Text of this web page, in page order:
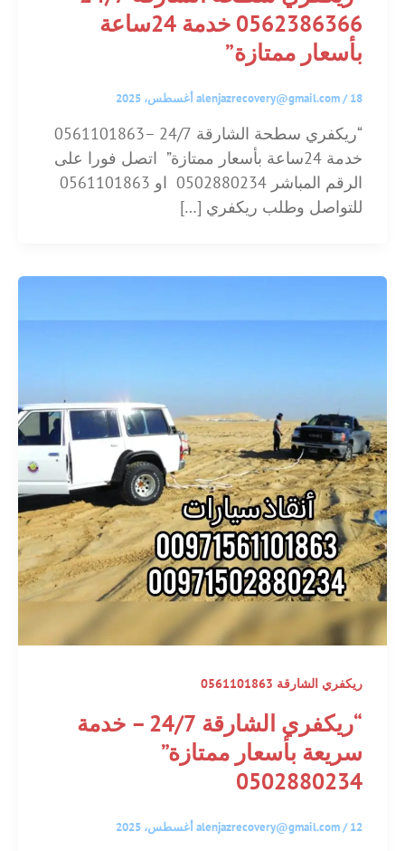
0562386366 خدمة 24ساعة
بأسعار ممتازة”
alenjazrecovery@gmail.com/18 أغسطس، 2025
“ريكفري سطحة الشارقة 24/7 –0561101863
خدمة 24ساعة بأسعار ممتازة” اتصل فورا على
للتواصل وطلب ريكفري […]
ريكفري الشارقة 0561101863
“ريكفري الشارقة 24/7 – خدمة
سريعة بأسعار ممتازة”
0502880234
alenjazrecovery@gmail.com/12 أغسطس، 2025